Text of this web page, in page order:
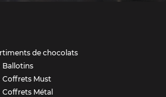
de chocolats
Ballotins
Coffrets Must
Coffrets Métal